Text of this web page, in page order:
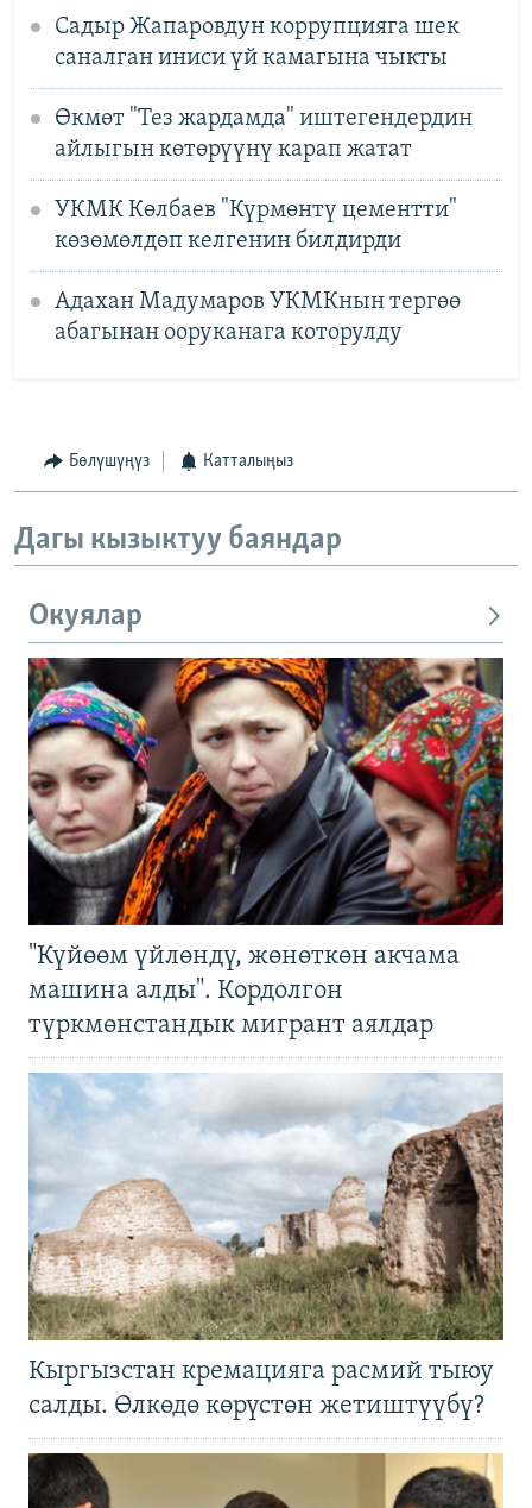
Садыр Жапаровдун коррупцияга шек
саналган иниси үй камагына чыкты
Өкмөт "Тез жардамда" иштегендердин
айлыгын көтөрүүнү карап жатат
УКМК Көлбаев "Күрмөнтү цементти"
көзөмөлдөп келгенин билдирди
Адахан Мадумаров УКМКнын тергөө
абагынан ооруканага которулду
Бөлүшүңүз Катталыңыз
Дагы кызыктуу баяндар
Окуялар
"Күйөөм үйлөндү, жөнөткөн акчама
машина алды". Кордолгон
түркмөнстандык мигрант аялдар
Кыргызстан кремацияга расмий тыюу
салды. Өлкөдө көрүстөн жетиштүүбү?